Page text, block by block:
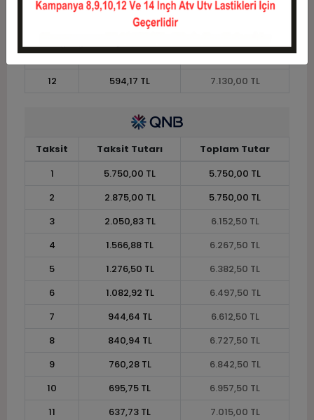
9
760,28 TL
6.842,50 TL
695,75 TL
11
637,73 TL
7.015,00 TL
12
594,17 TL 7.130,00 TL
Taksit Taksit Tutarı
Toplam Tutar
1
5.750,00 TL
5.750,00 TL
2
2.875,00 TL
5.750,00 TL
3
2.050,83 TL
6.152,50 TL
4
1.566,88 TL
6.267,50 TL
5
1.276,50 TL
6.382,50 TL
6
1.082,92 TL
6.497,50 TL
7
944,64 TL
6.612,50 TL
8
840,94 TL
6.727,50 TL
9
760,28 TL
6.842,50 TL
10
695,75 TL
6.957,50 TL
11
637,73 TL
7.015,00 TL